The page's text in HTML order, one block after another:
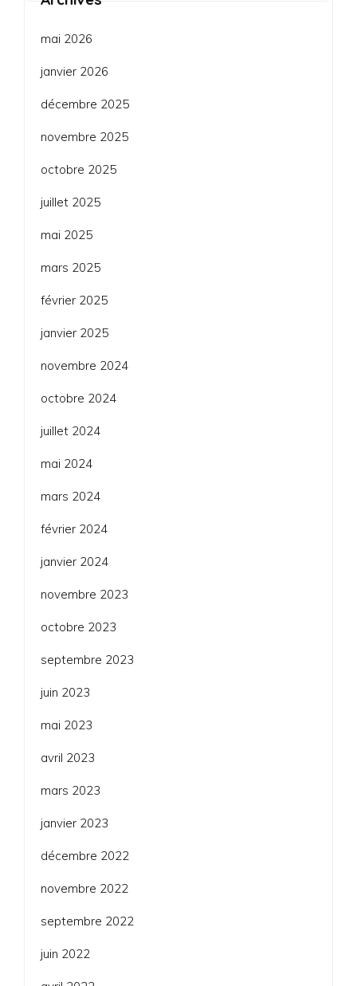
mai 2026
janvier 2026
décembre 2025
novembre 2025
octobre 2025
juillet 2025
mai 2025
mars 2025
février 2025
janvier 2025
novembre 2024
octobre 2024
juillet 2024
mai 2024
mars 2024
février 2024
janvier 2024
novembre 2023
octobre 2023
septembre 2023
juin 2023
mai 2023
avril 2023
mars 2023
janvier 2023
décembre 2022
novembre 2022
septembre 2022
juin 2022